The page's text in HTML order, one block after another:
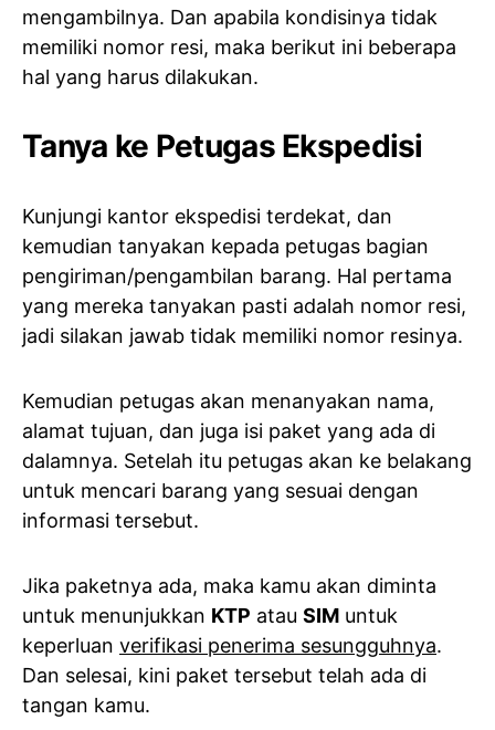
mengambilnya. Dan apabila kondisinya tidak
memiliki nomor resi, maka berikut ini beberapa
hal yang harus dilakukan.
Tanya ke Petugas Ekspedisi
Kunjungi kantor ekspedisi terdekat, dan
kemudian tanyakan kepada petugas bagian
pengiriman/pengambilan barang. Hal pertama
yang mereka tanyakan pasti adalah nomor resi,
jadi silakan jawab tidak memiliki nomor resinya.
Kemudian petugas akan menanyakan nama,
alamat tujuan, dan juga isi paket yang ada di
dalamnya. Setelah itu petugas akan ke belakang
untuk mencari barang yang sesuai dengan
informasi tersebut.
Jika paketnya ada, maka kamu akan diminta
untuk menunjukkan KTP atau SIM untuk
keperluan verifikasi penerima sesungguhnya.
Dan selesai, kini paket tersebut telah ada di
tangan kamu.